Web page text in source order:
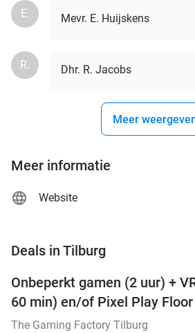
E. Mevr. E. Huijskens
R. Dhr. R. Jacobs
Meer
Meer informatie
Website
Deals in Tilburg
Onbeperkt gamen (2 uur) +
60 min) en/of Pixel Play
The Gaming Factory Tilburg